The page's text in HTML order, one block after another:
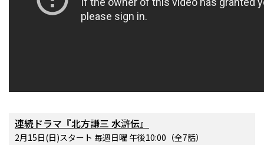
連続ドラマ『北方謙三 水滸伝』
2月15日(日)スタート 毎週日曜 午後10:00（全7話）